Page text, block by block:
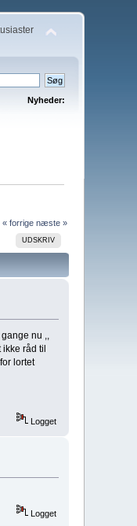
Nyheder:
« forrige næste »
UDSKRIV
nu ,,
råd til
lortet
Logget
Logget